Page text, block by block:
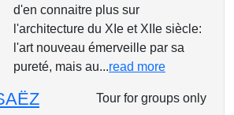
d'en connaitre plus sur
l'architecture du XIe et XIIe siècle:
l'art nouveau émerveille par sa
pureté, mais au...read more
Tour for groups only